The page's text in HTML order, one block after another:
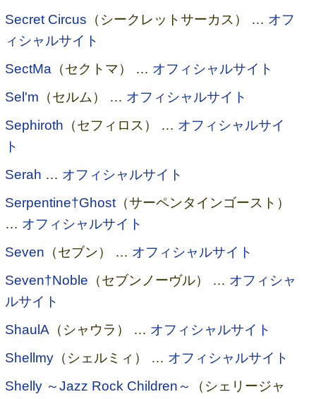
Secret Circus （シークレットサーカス） … オフ
ィシャルサイト
SectMa （セクトマ） … オフィシャルサイト
Sel'm （セルム） … オフィシャルサイト
Sephiroth （セフィロス） … オフィシャルサイ
ト
Serah … オフィシャルサイト
Serpentine†Ghost （サーペンタインゴースト）
… オフィシャルサイト
Seven （セブン） … オフィシャルサイト
Seven†Noble （セブンノーヴル） … オフィシャ
ルサイト
ShaulA （シャウラ） … オフィシャルサイト
Shellmy （シェルミィ） … オフィシャルサイト
Shelly ～Jazz Rock Children～
（シェリージャ